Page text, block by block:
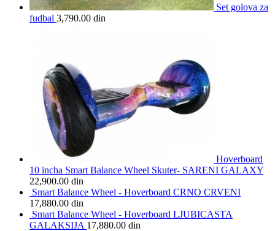
Set golova za
fudbal 3,790.00 din
Hoverboard
10 incha Smart Balance Wheel Skuter- SARENI GALAXY
22,900.00 din
Smart Balance Wheel - Hoverboard CRNO CRVENI
17,880.00 din
Smart Balance Wheel - Hoverboard LJUBICASTA
GALAKSIJA 17,880.00 din